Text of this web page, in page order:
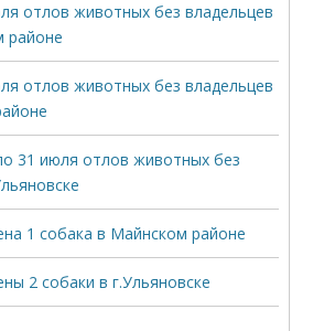
отлов животных без владельцев
районе
отлов животных без владельцев
31 июля отлов животных без
1 собака в Майнском районе
2 собаки в г.Ульяновске